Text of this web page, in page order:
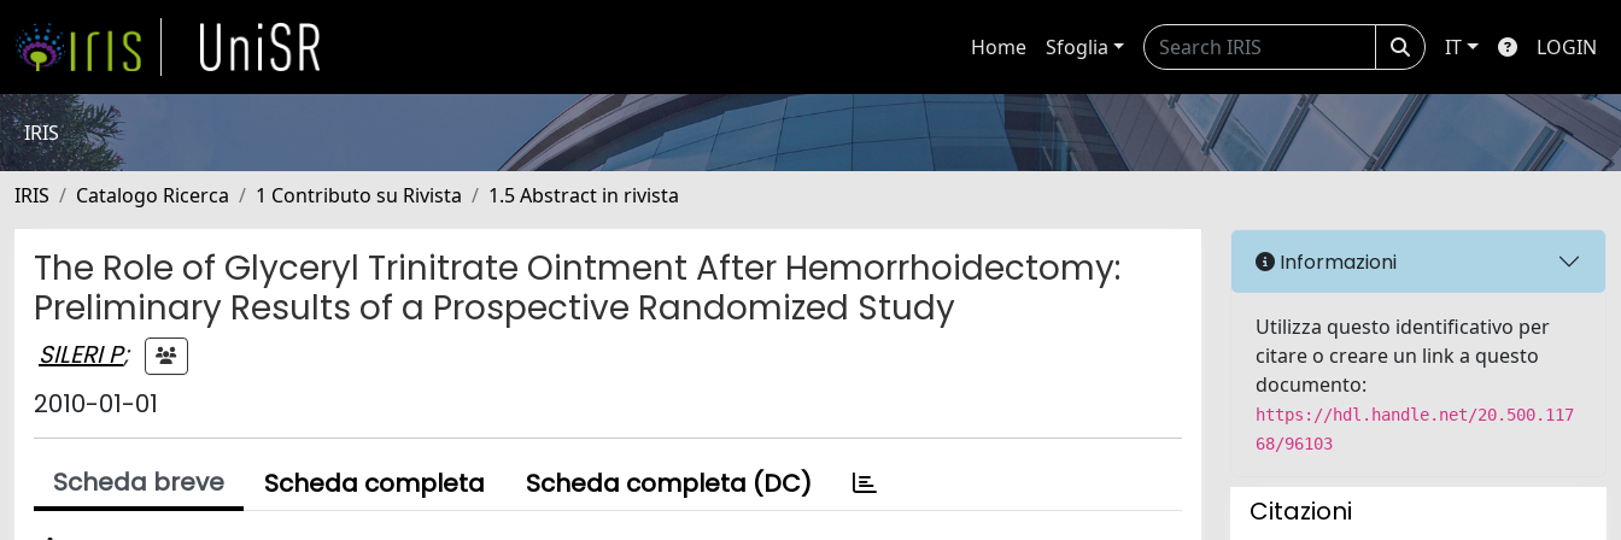
Home Sfoglia IT LOGIN
IRIS
IRIS Catalogo Ricerca 1 Contributo su Rivista 1.5 Abstract in rivista
The Role of Glyceryl Trinitrate Ointment After Hemorrhoidectomy:
Preliminary Results of a Prospective Randomized Study
SILERI P;
2010-01-01
Scheda breve Scheda completa Scheda completa (DC)
Informazioni
Utilizza questo identificativo per
citare o creare un link a questo
documento:
https://hdl.handle.net/20.500.117
68/96103
Citazioni